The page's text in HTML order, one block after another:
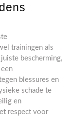
trainingen als
bescherming,
blessures en
schade te
en
respect voor